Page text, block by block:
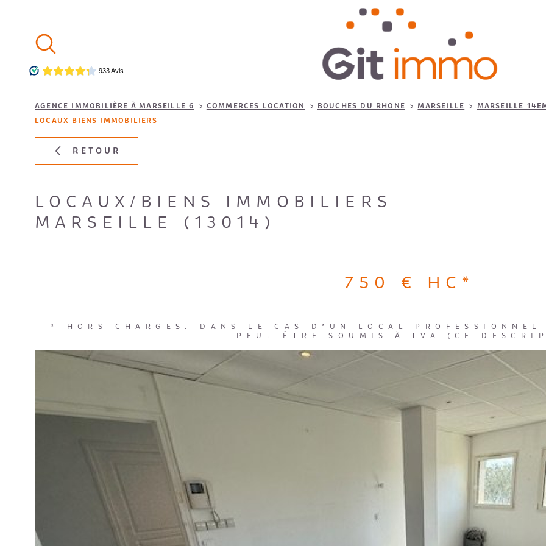
recherche
principal
contenu
AGENCE IMMOBILIÈRE À MARSEILLE 6 COMMERCES LOCATION BOUCHES DU RHONE MARSEILLE MARSEILLE
LOCAUX BIENS IMMOBILIERS
RETOUR
LOCAUX/BIENS IMMOBILIERS
MARSEILLE (13014)
750 € HC*
* HORS CHARGES. DANS LE CAS D’UN LOCAL
PEUT ÊTRE SOUMIS À TVA (CF